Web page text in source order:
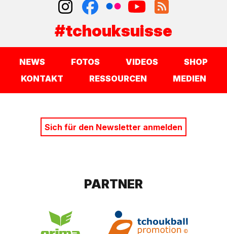
#tchouksuisse
NEWS FOTOS VIDEOS
SHOP
KONTAKT
RESSOURCEN MEDIEN
Sich für den Newsletter anmelden
PARTNER